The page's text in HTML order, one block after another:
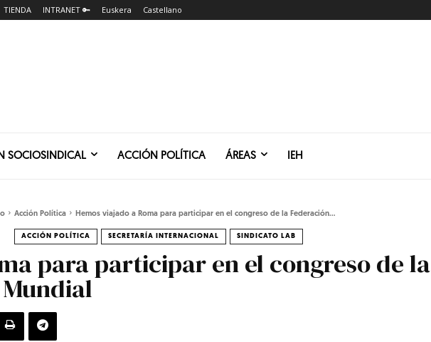
TIENDA INTRANET 🔑 Euskera Castellano
SOCIOSINDICAL ACCIÓN POLÍTICA ÁREAS IEH
Acción Política Hemos viajado a Roma para participar en el congreso de la Federación...
ACCIÓN POLÍTICA SECRETARÍA INTERNACIONAL SINDICATO LAB
para participar en el congreso de la